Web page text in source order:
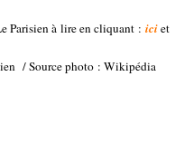
Parisien à lire en cliquant : iciet
/ Source photo : Wikipédia